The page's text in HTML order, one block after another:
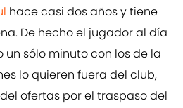
hace casi dos años y tiene
De hecho el jugador al día
sólo minuto con los de la
lo quieren fuera del club,
ofertas por el traspaso del